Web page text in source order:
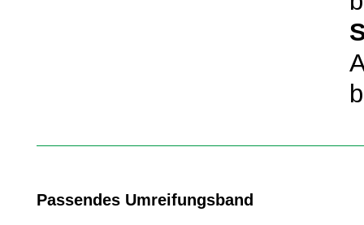
Passendes Umreifungsband